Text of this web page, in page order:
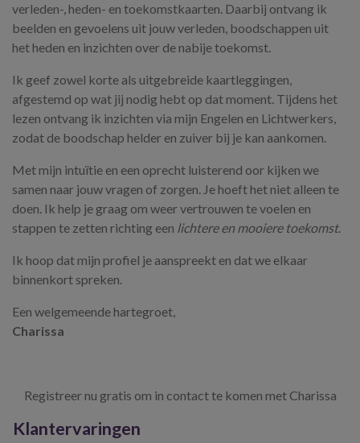
verleden-, heden- en toekomstkaarten. Daarbij ontvang ik
beelden en gevoelens uit jouw verleden, boodschappen uit
het heden en inzichten over de nabije toekomst.
Ik geef zowel korte als uitgebreide kaartleggingen,
afgestemd op wat jij nodig hebt op dat moment. Tijdens het
lezen ontvang ik inzichten via mijn Engelen en Lichtwerkers,
zodat de boodschap helder en zuiver bij je kan aankomen.
Met mijn intuïtie en een oprecht luisterend oor kijken we
samen naar jouw vragen of zorgen. Je hoeft het niet alleen te
doen. Ik help je graag om weer vertrouwen te voelen en
stappen te zetten richting een lichtere en mooiere toekomst.
Ik hoop dat mijn profiel je aanspreekt en dat we elkaar
binnenkort spreken.
Een welgemeende hartegroet,
Charissa
Registreer nu gratis om in contact te komen met Charissa
Klantervaringen